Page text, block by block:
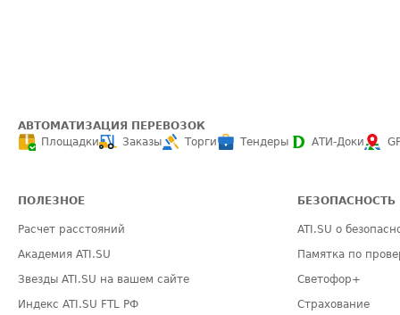
АВТОМАТИЗАЦИЯ ПЕРЕВОЗОК
Площадки
Заказы Торги Тендеры АТИ-Доки
ПОЛЕЗНОЕ
Расчет расстояний
Академия ATI.SU
Звезды ATI.SU на вашем сайте
Индекс ATI.SU FTL РФ
БЕЗОПАСНОСТЬ
ATI.SU о
Памятка по
Светофор+
Страхование